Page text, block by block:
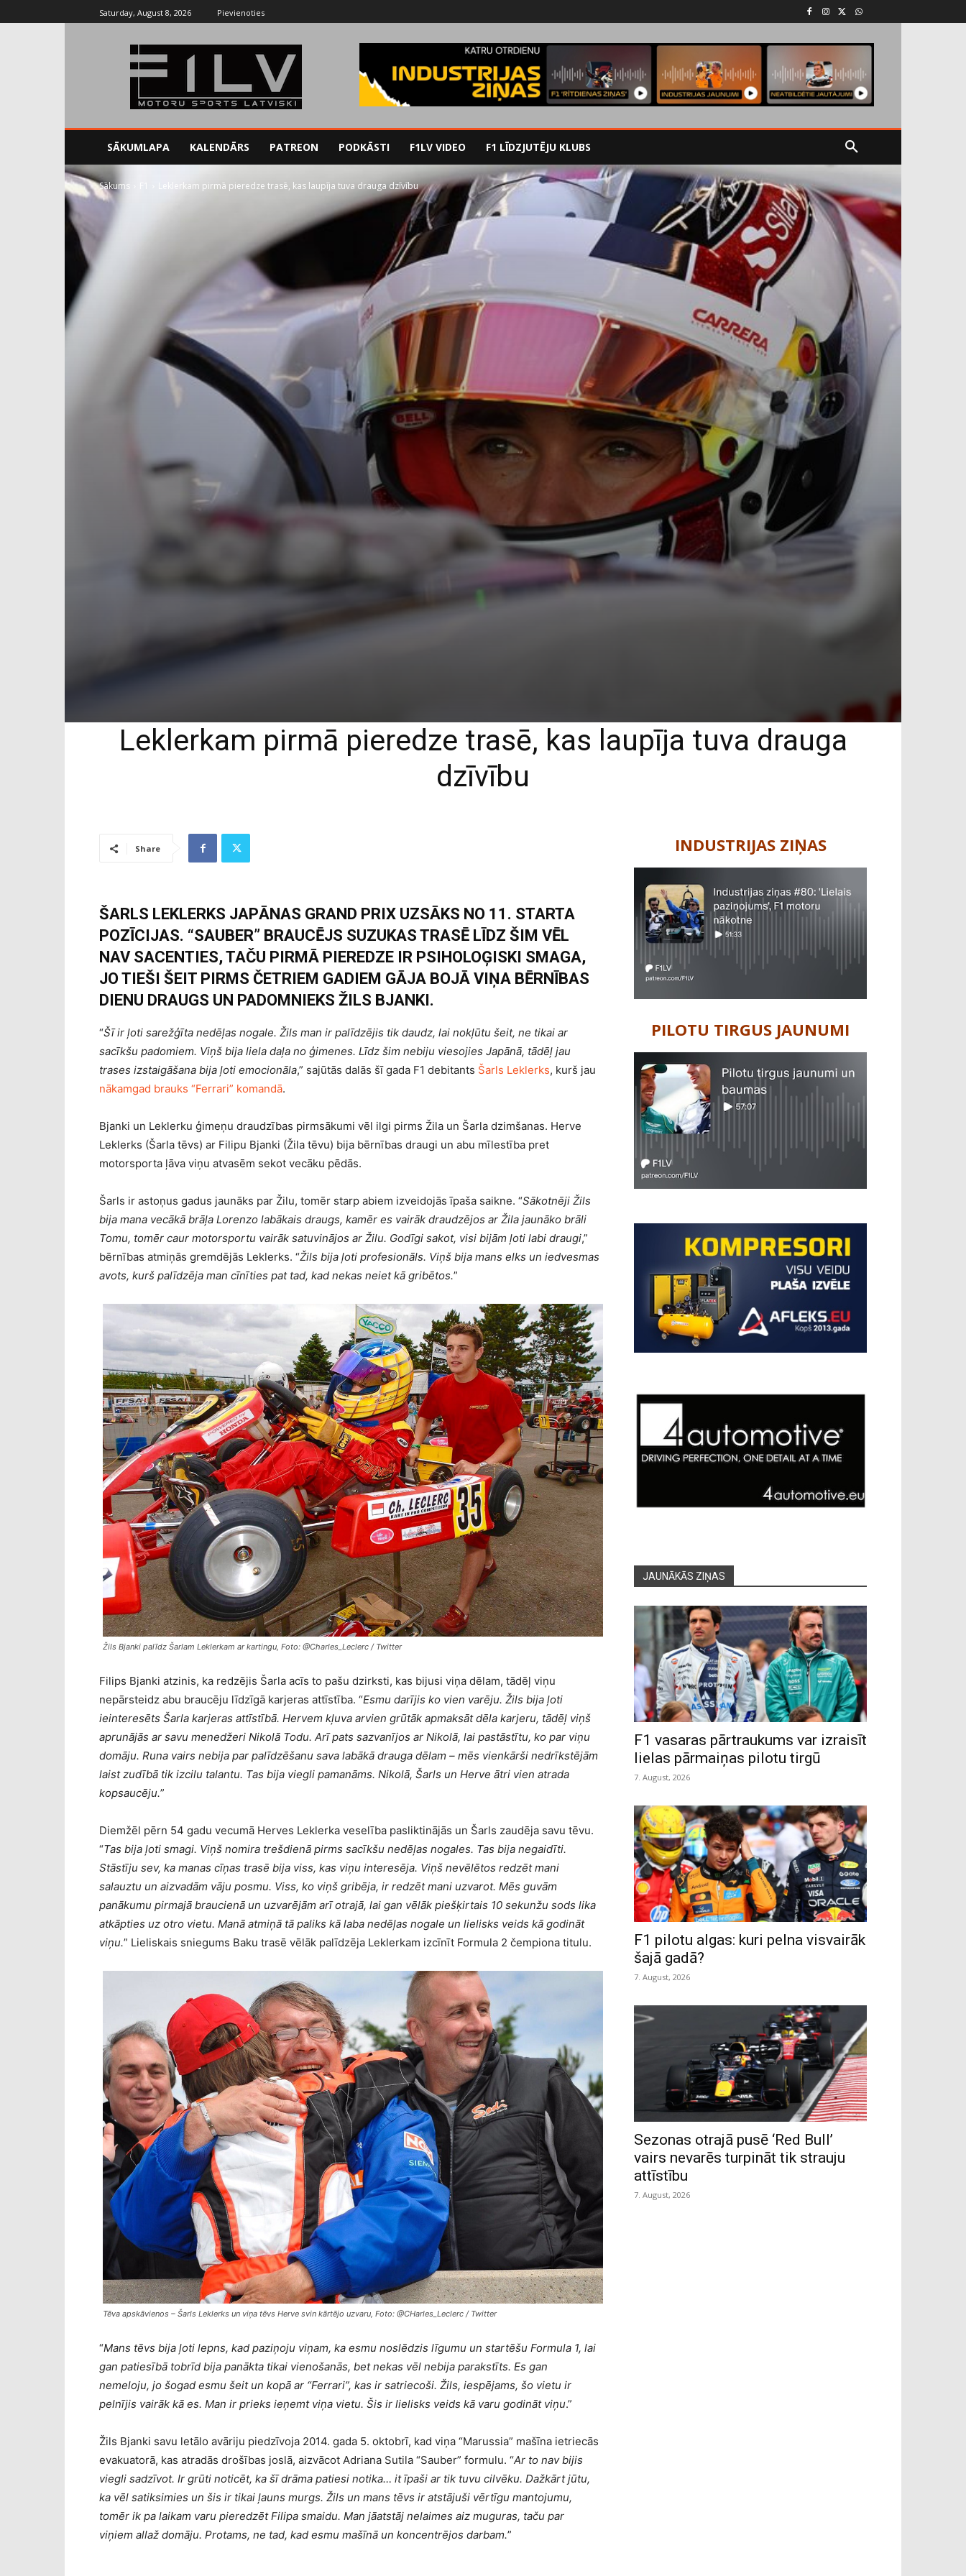
Saturday, August 8, 2026 Pievienoties
SĀKUMLAPA KALENDĀRS PATREON PODKĀSTI F1LV VIDEO F1 LĪDZJUTĒJU KLUBS
Sākums Leklerkam pirmā pieredze trasē, kas laupīja tuva drauga dzīvību
Leklerkam pirmā pieredze trasē, kas laupīja tuva drauga
dzīvību
Share
ŠARLS LEKLERKS JAPĀNAS GRAND PRIX UZSĀKS NO 11. STARTA
POZĪCIJAS. “SAUBER” BRAUCĒJS SUZUKAS TRASĒ LĪDZ ŠIM VĒL
NAV SACENTIES, TAČU PIRMĀ PIEREDZE IR PSIHOLOĢISKI SMAGA,
JO TIEŠI ŠEIT PIRMS ČETRIEM GADIEM GĀJA BOJĀ VIŅA BĒRNĪBAS
DIENU DRAUGS UN PADOMNIEKS ŽILS BJANKI.
“Šī ir ļoti sarežģīta nedēļas nogale. Žils man ir palīdzējis tik daudz, lai nokļūtu šeit, ne tikai ar
sacīkšu padomiem. Viņš bija liela daļa no ģimenes. Līdz šim nebiju viesojies Japānā, tādēļ jau
trases izstaigāšana bija ļoti emocionāla,” sajūtās dalās šī gada F1 debitants Šarls Leklerks, kurš jau
nākamgad brauks “Ferrari” komandā.
Bjanki un Leklerku ģimeņu draudzības pirmsākumi vēl ilgi pirms Žila un Šarla dzimšanas. Herve
Leklerks (Šarla tēvs) ar Filipu Bjanki (Žila tēvu) bija bērnības draugi un abu mīlestība pret
motorsporta ļāva viņu atvasēm sekot vecāku pēdās.
Šarls ir astoņus gadus jaunāks par Žilu, tomēr starp abiem izveidojās īpaša saikne. “Sākotnēji Žils
bija mana vecākā brāļa Lorenzo labākais draugs, kamēr es vairāk draudzējos ar Žila jaunāko brāli
Tomu, tomēr caur motorsportu vairāk satuvinājos ar Žilu. Godīgi sakot, visi bijām ļoti labi draugi,”
bērnības atmiņās gremdējās Leklerks. “Žils bija ļoti profesionāls. Viņš bija mans elks un iedvesmas
avots, kurš palīdzēja man cīnīties pat tad, kad nekas neiet kā gribētos.”
Žils Bjanki palīdz Šarlam Leklerkam ar kartingu, Foto: @Charles_Leclerc / Twitter
Filips Bjanki atzinis, ka redzējis Šarla acīs to pašu dzirksti, kas bijusi viņa dēlam, tādēļ viņu
nepārsteidz abu braucēju līdzīgā karjeras attīstība. “Esmu darījis ko vien varēju. Žils bija ļoti
ieinteresēts Šarla karjeras attīstībā. Hervem kļuva arvien grūtāk apmaksāt dēla karjeru, tādēļ viņš
aprunājās ar savu menedžeri Nikolā Todu. Arī pats sazvanījos ar Nikolā, lai pastāstītu, ko par viņu
domāju. Runa vairs nebija par palīdzēšanu sava labākā drauga dēlam – mēs vienkārši nedrīkstējām
laist zudībā tik izcilu talantu. Tas bija viegli pamanāms. Nikolā, Šarls un Herve ātri vien atrada
kopsaucēju.”
Diemžēl pērn 54 gadu vecumā Herves Leklerka veselība pasliktinājās un Šarls zaudēja savu tēvu.
“Tas bija ļoti smagi. Viņš nomira trešdienā pirms sacīkšu nedēļas nogales. Tas bija negaidīti.
Stāstīju sev, ka manas cīņas trasē bija viss, kas viņu interesēja. Viņš nevēlētos redzēt mani
salauztu un aizvadām vāju posmu. Viss, ko viņš gribēja, ir redzēt mani uzvarot. Mēs guvām
panākumu pirmajā braucienā un uzvarējām arī otrajā, lai gan vēlāk piešķirtais 10 sekunžu sods lika
atkāpties uz otro vietu. Manā atmiņā tā paliks kā laba nedēļas nogale un lielisks veids kā godināt
viņu.” Lieliskais sniegums Baku trasē vēlāk palīdzēja Leklerkam izcīnīt Formula 2 čempiona titulu.
Tēva apskāvienos – Šarls Leklerks un viņa tēvs Herve svin kārtējo uzvaru, Foto: @CHarles_Leclerc / Twitter
“Mans tēvs bija ļoti lepns, kad paziņoju viņam, ka esmu noslēdzis līgumu un startēšu Formula 1, lai
gan patiesībā tobrīd bija panākta tikai vienošanās, bet nekas vēl nebija parakstīts. Es gan
nemeloju, jo šogad esmu šeit un kopā ar “Ferrari”, kas ir satriecoši. Žils, iespējams, šo vietu ir
pelnījis vairāk kā es. Man ir prieks ieņemt viņa vietu. Šis ir lielisks veids kā varu godināt viņu.”
Žils Bjanki savu letālo avāriju piedzīvoja 2014. gada 5. oktobrī, kad viņa “Marussia” mašīna ietriecās
evakuatorā, kas atradās drošības joslā, aizvācot Adriana Sutila “Sauber” formulu. “Ar to nav bijis
viegli sadzīvot. Ir grūti noticēt, ka šī drāma patiesi notika… it īpaši ar tik tuvu cilvēku. Dažkārt jūtu,
ka vēl satiksimies un šis ir tikai ļauns murgs. Žils un mans tēvs ir atstājuši vērtīgu mantojumu,
tomēr ik pa laikam varu pieredzēt Filipa smaidu. Man jāatstāj nelaimes aiz muguras, taču par
viņiem allaž domāju. Protams, ne tad, kad esmu mašīnā un koncentrējos darbam.”
INDUSTRIJAS ZIŅAS
PILOTU TIRGUS JAUNUMI
JAUNĀKĀS ZIŅAS
F1 vasaras pārtraukums var izraisīt
lielas pārmaiņas pilotu tirgū
7. August, 2026
F1 pilotu algas: kuri pelna visvairāk
šajā gadā?
7. August, 2026
Sezonas otrajā pusē ‘Red Bull’
vairs nevarēs turpināt tik strauju
attīstību
7. August, 2026